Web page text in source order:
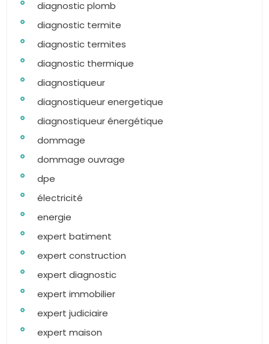
diagnostic plomb
diagnostic termite
diagnostic termites
diagnostic thermique
diagnostiqueur
diagnostiqueur energetique
diagnostiqueur énergétique
dommage
dommage ouvrage
dpe
électricité
energie
expert batiment
expert construction
expert diagnostic
expert immobilier
expert judiciaire
expert maison